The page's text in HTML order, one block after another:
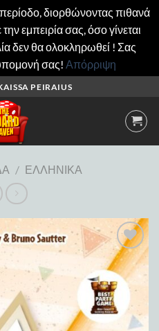
διορθώνοντας πιθανά
εμπειρία σας, όσο γίνεται
δεν θα ολοκληρωθεί ! Σας
σας! Απόρριψη
PEIRAIUS
/ ΕΛΛΗΝΙΚΆ
Add to
wishlist